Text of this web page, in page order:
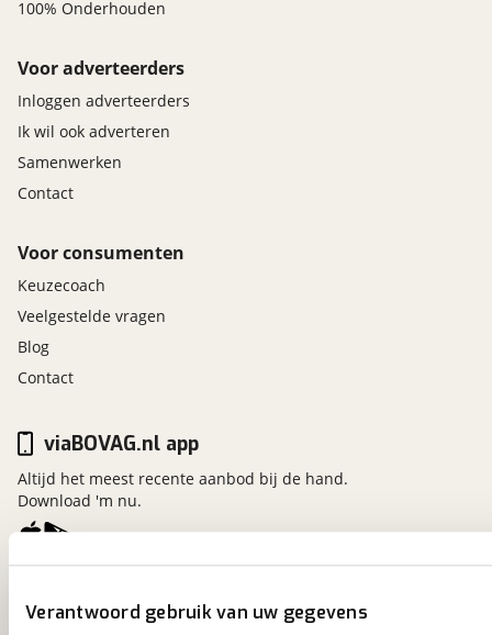
Verantwoord gebruik van uw gegevens
100% Onderhouden
Voor adverteerders
Inloggen adverteerders
Ik wil ook adverteren
Samenwerken
Contact
Voor consumenten
Keuzecoach
Veelgestelde vragen
Blog
Contact
Kosterijland15
viaBOVAG.nl app
Altijd het meest recente aanbod bij de hand.
Download 'm nu.